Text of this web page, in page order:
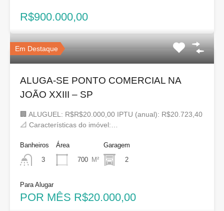
R$900.000,00
Em Destaque
ALUGA-SE PONTO COMERCIAL NA
JOÃO XXIII – SP
🏢 ALUGUEL: R$R$20.000,00 IPTU (anual): R$20.723,40
📐 Características do imóvel:…
Banheiros
3
Área
700 M²
Garagem
2
Para Alugar
POR MÊS R$20.000,00